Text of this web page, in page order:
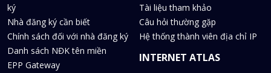
ký
Nhà đăng ký cần biết
Chính sách đối với nhà đăng ký
Danh sách NĐK tên miền
EPP Gateway
Tài liệu tham khảo
Câu hỏi thường gặp
Hệ thống thành viên địa chỉ IP
INTERNET ATLAS